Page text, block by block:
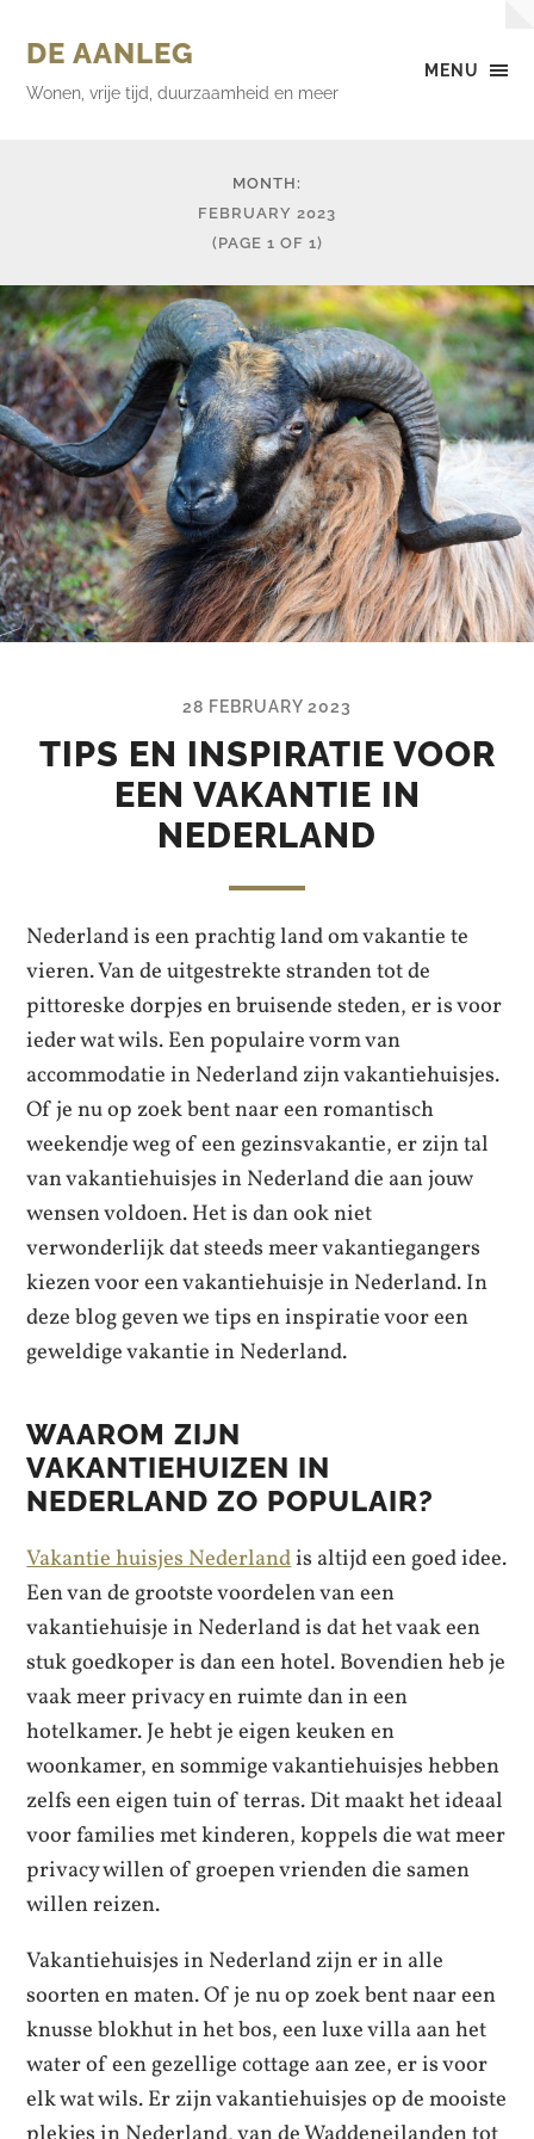
MENU
DE AANLEG
Wonen, vrije tijd, duurzaamheid en meer
MONTH:
FEBRUARY 2023
(PAGE 1 OF 1)
28 FEBRUARY 2023
TIPS EN INSPIRATIE VOOR
EEN VAKANTIE IN
NEDERLAND
Nederland is een prachtig land om vakantie te
vieren. Van de uitgestrekte stranden tot de
pittoreske dorpjes en bruisende steden, er is voor
ieder wat wils. Een populaire vorm van
accommodatie in Nederland zijn vakantiehuisjes.
Of je nu op zoek bent naar een romantisch
weekendje weg of een gezinsvakantie, er zijn tal
van vakantiehuisjes in Nederland die aan jouw
wensen voldoen. Het is dan ook niet
verwonderlijk dat steeds meer vakantiegangers
kiezen voor een vakantiehuisje in Nederland. In
deze blog geven we tips en inspiratie voor een
geweldige vakantie in Nederland.
WAAROM ZIJN
VAKANTIEHUIZEN IN
NEDERLAND ZO POPULAIR?
Vakantie huisjes Nederlandis altijd een goed idee.
Een van de grootste voordelen van een
vakantiehuisje in Nederland is dat het vaak een
stuk goedkoper is dan een hotel. Bovendien heb je
vaak meer privacy en ruimte dan in een
hotelkamer. Je hebt je eigen keuken en
woonkamer, en sommige vakantiehuisjes hebben
zelfs een eigen tuin of terras. Dit maakt het ideaal
voor families met kinderen, koppels die wat meer
privacy willen of groepen vrienden die samen
willen reizen.
Vakantiehuisjes in Nederland zijn er in alle
soorten en maten. Of je nu op zoek bent naar een
knusse blokhut in het bos, een luxe villa aan het
water of een gezellige cottage aan zee, er is voor
elk wat wils. Er zijn vakantiehuisjes op de mooiste